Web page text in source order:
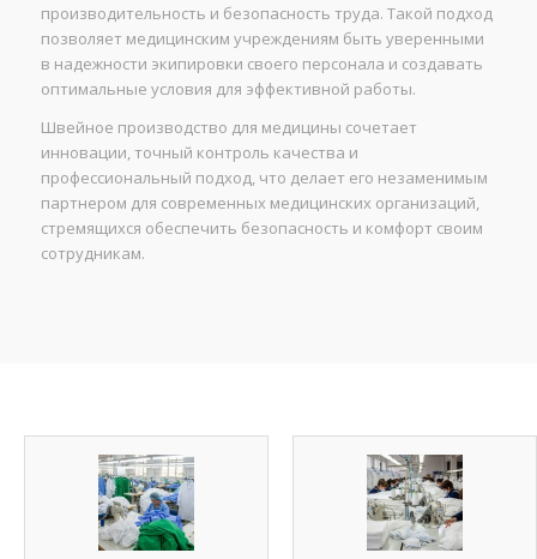
производительность и безопасность труда. Такой подход
позволяет медицинским учреждениям быть уверенными
в надежности экипировки своего персонала и создавать
оптимальные условия для эффективной работы.
Швейное производство для медицины сочетает
инновации, точный контроль качества и
профессиональный подход, что делает его незаменимым
партнером для современных медицинских организаций,
стремящихся обеспечить безопасность и комфорт своим
сотрудникам.